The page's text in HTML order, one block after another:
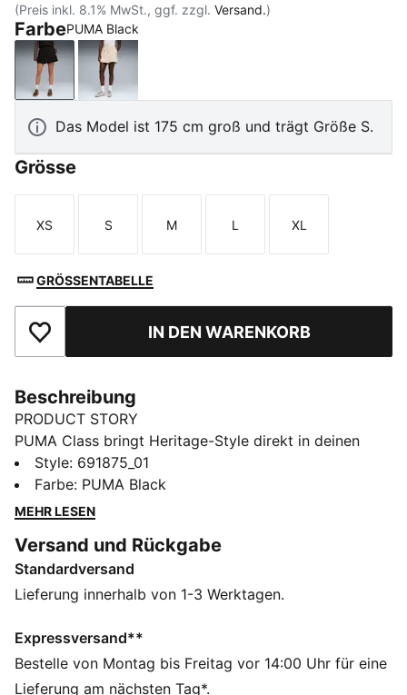
(Preis inkl. 8.1% MwSt., ggf. zzgl. Versand.)
FarbePUMA Black
PUMA BlackAlpine Snow
Das Model ist 175 cm groß und trägt Größe S.
Grösse
Größe
XS
Größe
S
Größe
M
Größe
L
Größe
XL
GRÖSSENTABELLE
Zu Favoriten hinzufügenIN DEN WARENKORB
Beschreibung
PRODUCT STORY
PUMA Class bringt Heritage-Style direkt in deinen
Alltag. Mit auffallenden Grafiken, klassischen
Sportswear-Vibes und einem freshen „Americana“-
Twist macht diese Kollektion deine Looks sofort
triffst oder einfach nur dein Ding machst: Diese Pieces
bieten dir zeitlosen Style mit einem modernen Touch –
und sind bereit für alles, was dein Tag so mit sich
FEATURES + VORTEILE
Hergestellt aus mindestens 30 % recycelten
Materialien.
Style: 691875_01
Farbe: PUMA Black
MEHR LESEN
Versand und Rückgabe
Standardversand
Lieferung innerhalb von 1-3 Werktagen.
Expressversand**
Bestelle von Montag bis Freitag vor 14:00 Uhr für eine
Lieferung am nächsten Tag*.